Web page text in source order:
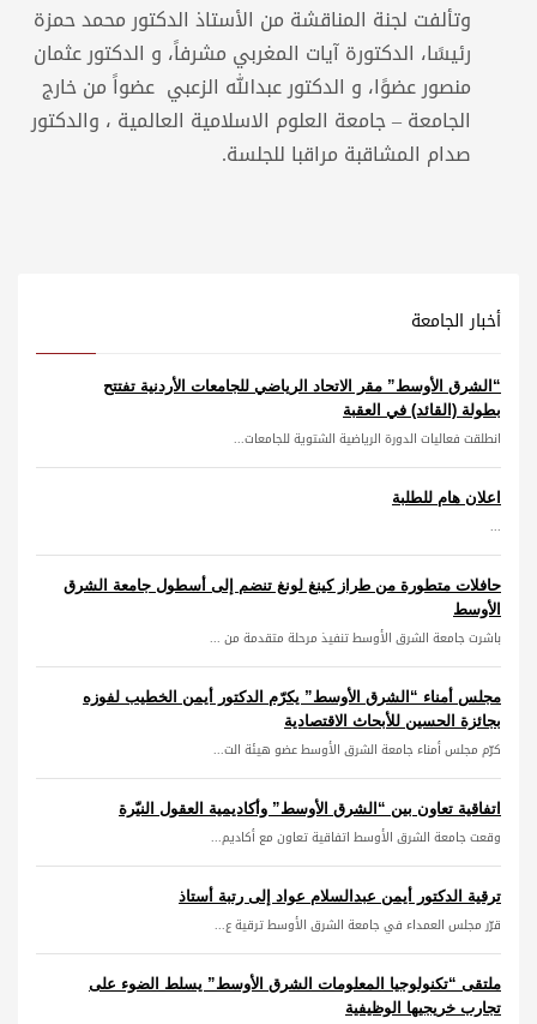
وتألفت لجنة المناقشة من الأستاذ الدكتور محمد حمزة
رئيسًا، الدكتورة آيات المغربي مشرفاً، و الدكتور عثمان
منصور عضوًا، و الدكتور عبدالله الزعبي عضواً من خارج
الجامعة – جامعة العلوم الاسلامية العالمية ، والدكتور
صدام المشاقبة مراقبا للجلسة.
أخبار الجامعة
“الشرق الأوسط” مقر الاتحاد الرياضي للجامعات الأردنية تفتتح
بطولة (القائد) في العقبة
انطلقت فعاليات الدورة الرياضية الشتوية للجامعات...
اعلان هام للطلبة
...
حافلات متطورة من طراز كينغ لونغ تنضم إلى أسطول جامعة الشرق
الأوسط
باشرت جامعة الشرق الأوسط تنفيذ مرحلة متقدمة من ...
مجلس أمناء “الشرق الأوسط” يكرّم الدكتور أيمن الخطيب لفوزه
بجائزة الحسين للأبحاث الاقتصادية
كرّم مجلس أمناء جامعة الشرق الأوسط عضو هيئة الت...
اتفاقية تعاون بين “الشرق الأوسط” وأكاديمية العقول النيّرة
وقعت جامعة الشرق الأوسط اتفاقية تعاون مع أكاديم...
ترقية الدكتور أيمن عبدالسلام عواد إلى رتبة أستاذ
قرّر مجلس العمداء في جامعة الشرق الأوسط ترقية ع...
ملتقى “تكنولوجيا المعلومات الشرق الأوسط” يسلط الضوء على
تجارب خريجيها الوظيفية